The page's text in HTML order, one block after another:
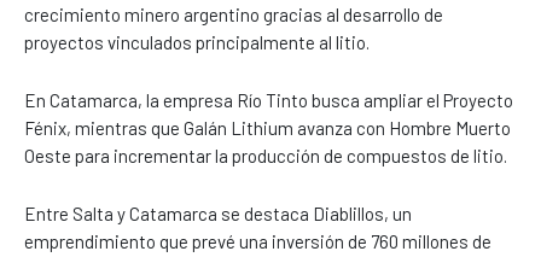
crecimiento minero argentino gracias al desarrollo de
proyectos vinculados principalmente al litio.
En Catamarca, la empresa Río Tinto busca ampliar el Proyecto
Fénix, mientras que Galán Lithium avanza con Hombre Muerto
Oeste para incrementar la producción de compuestos de litio.
Entre Salta y Catamarca se destaca Diablillos, un
emprendimiento que prevé una inversión de 760 millones de